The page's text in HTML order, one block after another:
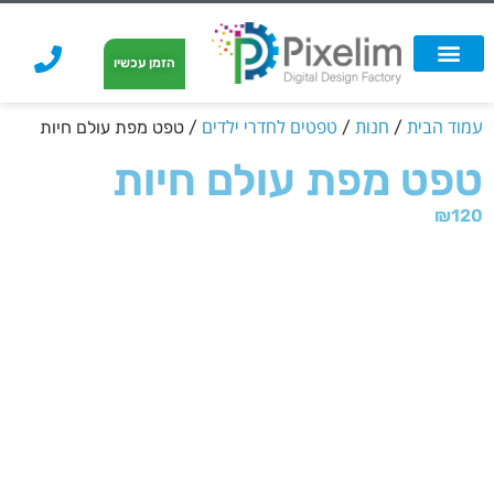
הזמן עכשיו
עמוד הבית / חנות / טפטים לחדרי ילדים / טפט מפת עולם חיות
טפט מפת עולם חיות
₪120